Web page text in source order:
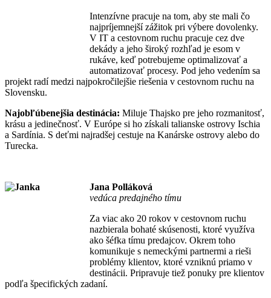
Intenzívne pracuje na tom, aby ste mali čo
najpríjemnejší zážitok pri výbere dovolenky.
V IT a cestovnom ruchu pracuje cez dve
dekády a jeho široký rozhľad je esom v
rukáve, keď potrebujeme optimalizovať a
automatizovať procesy. Pod jeho vedením sa
projekt radí medzi najpokročilejšie riešenia v cestovnom ruchu na
Slovensku.
Najobľúbenejšia destinácia: Miluje Thajsko pre jeho rozmanitosť,
krásu a jedinečnosť. V Európe si ho získali talianske ostrovy Ischia
a Sardínia. S deťmi najradšej cestuje na Kanárske ostrovy alebo do
Turecka.
Jana Polláková
vedúca predajného tímu
Za viac ako 20 rokov v cestovnom ruchu
nazbierala bohaté skúsenosti, ktoré využíva
ako šéfka tímu predajcov. Okrem toho
komunikuje s nemeckými partnermi a rieši
problémy klientov, ktoré vzniknú priamo v
destinácii. Pripravuje tiež ponuky pre klientov
podľa špecifických zadaní.